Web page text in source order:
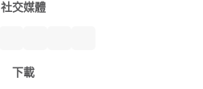
社交媒體
下載